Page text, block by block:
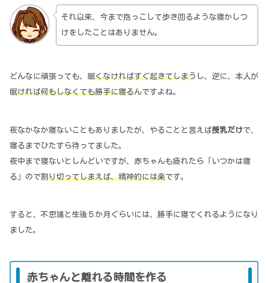
それ以来、今まで抱っこして歩き回るような寝かしつ
けをしたことはありません。
どんなに頑張っても、 眠くなければすぐ起きてしまうし、逆に、本人が
眠ければ何もしなくても勝手に寝るんですよね。
夜なかなか寝ないこともありましたが、やることと言えば授乳だけで、
寝るまでひたすら待ってました。
夜中まで寝ないとしんどいですが、赤ちゃんも疲れたら「いつかは寝
る」ので割り切ってしまえば、精神的には楽です。
すると、不思議と生後５か月ぐらいには、勝手に寝てくれるようになり
ました。
赤ちゃんと離れる時間を作る